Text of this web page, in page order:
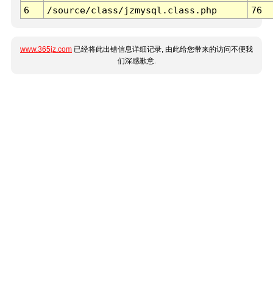
6
/source/class/jzmysql.class.php 76
www.365jz.com 已经将此出错信息详细记录, 由此给您带来的访问不便我
们深感歉意.